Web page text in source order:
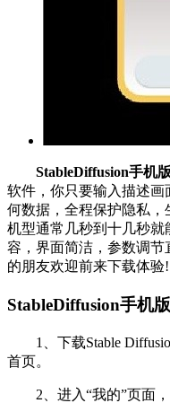
StableDiffusion手机版
软件，你只要输入描述
何数据，全程保护隐私
机型通常几秒到十几秒
容，界面简洁，参数调
的朋友欢迎前来下载体验!
StableDiffusion手机
1、下载Stable
首页。
2、进入“我的”页面，